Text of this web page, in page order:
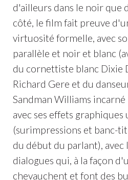
d'ailleurs dans le noir que
côté, le film fait preuve
virtuosité formelle, avec
parallèle et noir et blanc
du cornettiste blanc Dixie
Richard Gere et du
Sandman Williams
avec ses effets graphiques
(surimpressions et banc-
du début du parlant), avec
dialogues qui, à la façon
chevauchent et font des